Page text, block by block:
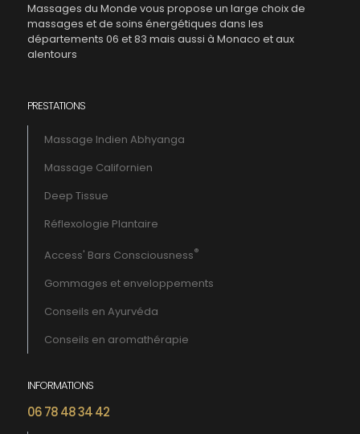
Massages du Monde vous propose un large choix de
massages et de soins énergétiques dans les
départements 06 et 83 mais aussi à Monaco et aux
alentours
PRESTATIONS
Massage Indien Abhyanga
Massage Californien
Deep Tissue
Réflexologie Plantaire
Access' Bars Consciousness®
Gommages et enveloppements
Conseils en Ayurvéda
Conseils en aromathérapie
INFORMATIONS
06 78 48 34 42